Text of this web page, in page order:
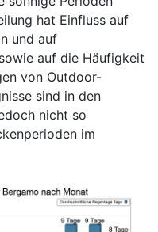
hat Einfluss auf
und auf
auf die Häufigkeit
von Outdoor-
sind in den
nicht so
im